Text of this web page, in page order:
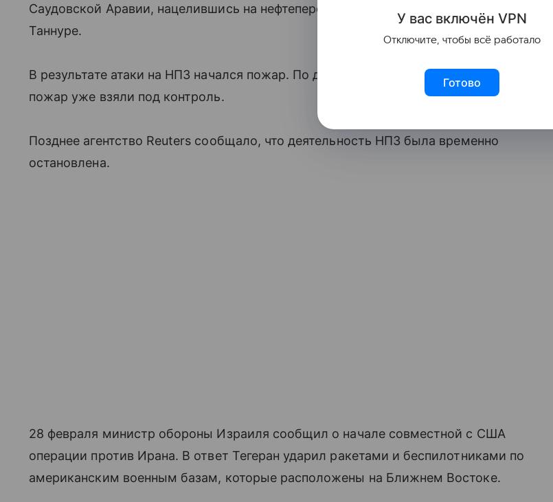
Саудовской Аравии, нацелившись на нефтеперерабатывающий завод ARAMCO в Рас-
Таннуре.
В результате атаки на НПЗ начался пожар. По даным издания, небольшой, локальный
пожар уже взяли под контроль.
Позднее агентство Reuters сообщало, что деятельность НПЗ была временно
остановлена.
28 февраля министр обороны Израиля сообщил о начале совместной с США
операции против Ирана. В ответ Тегеран ударил ракетами и беспилотниками по
американским военным базам, которые расположены на Ближнем Востоке.
У вас включён VPN
Отключите, чтобы всё работало
Готово